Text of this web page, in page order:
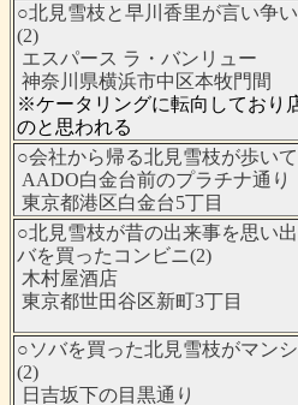
○北見雪枝と早川香里が言い争
(2)
エスパース ラ・バンリュー
神奈川県横浜市中区本牧門間
※ケータリングに転向しており
のと思われる
○会社から帰る北見雪枝が歩い
AADO白金台前のプラチナ通り
東京都港区白金台5丁目
○北見雪枝が昔の出来事を思い
バを買ったコンビニ(2)
木村屋酒店
東京都世田谷区新町3丁目
○ソバを買った北見雪枝がマン
(2)
日吉坂下の目黒通り